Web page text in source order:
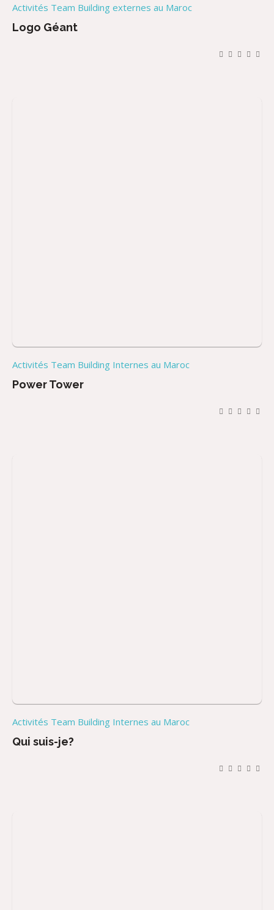
Activités Team Building externes au Maroc
Logo Géant
Activités Team Building Internes au Maroc
Power Tower
Activités Team Building Internes au Maroc
Qui suis-je?